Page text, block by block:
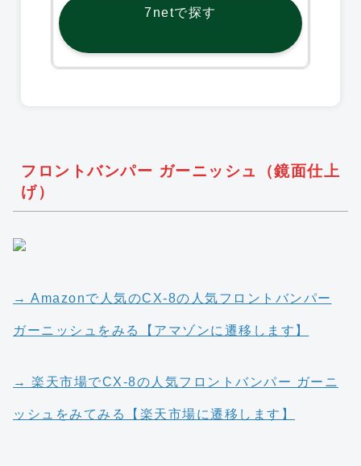
7netで探す
フロントバンパー ガーニッシュ（鏡面仕上
げ）
→ Amazonで人気のCX-8の人気フロントバンパー
ガーニッシュをみる【アマゾンに遷移します】
→ 楽天市場でCX-8の人気フロントバンパー ガーニ
ッシュをみてみる【楽天市場に遷移します】